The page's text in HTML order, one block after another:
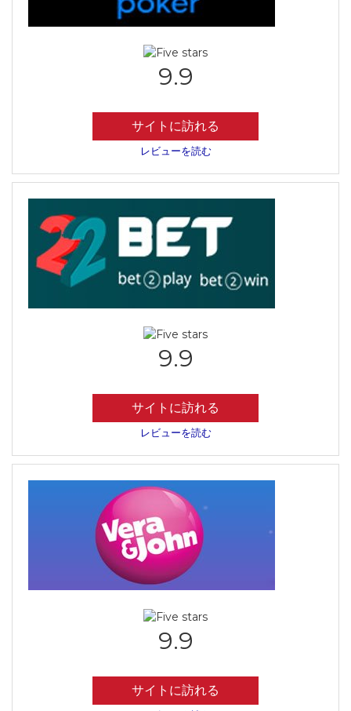
9.9
サイトに訪れる
レビューを読む
9.9
サイトに訪れる
レビューを読む
9.9
サイトに訪れる